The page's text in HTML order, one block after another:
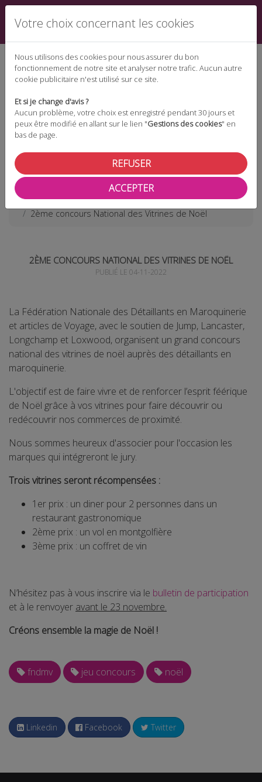
Espace téléchargement
Espace adhérent
Les actualités
2ème concours National des Vitrines de Noël
2ÈME CONCOURS NATIONAL DES VITRINES DE NOËL
PUBLIÉ LE 04-11-2022
La Fédération Nationale des Détaillants en Maroquinerie
et articles de Voyage, avec le soutien de Jump, Lancaster,
Longchamp et Loxwood, organisent un grand concours
national des vitrines de noël auprès des détaillants en
maroquinerie.
L'objectif est de faire vivre et de renforcer l’esprit féérique
de Noël grâce à vos vitrines pour faire découvrir ou
redécouvrir nos commerces de proximité.
Nous sommes heureux d'associer pour l'occasion les
marques qui intégreront le jury.
Trois vitrines seront récompensées :
1er prix : un diner pour 2 personnes dans un
restaurant gastronomique
2ème prix : un vol en montgolfière
3ème prix : un coffret de vin
N’hésitez pas à vous inscrire via le bulletin de participation
et à le renvoyer avant le 23 novembre.
Créons ensemble la magie de Noël !
fndmv jeu concours noël
Linkedin Facebook Twitter
Votre choix concernant les cookies
Nous utilisons des cookies pour nous assurer du bon
fonctionnement de notre site et analyser notre trafic. Aucun autre
cookie publicitaire n'est utilisé sur ce site.
Et si je change d'avis ?
Aucun problème, votre choix est enregistré pendant 30 jours et
peux être modifié en allant sur le lien "Gestions des cookies" en
bas de page.
REFUSER
ACCEPTER